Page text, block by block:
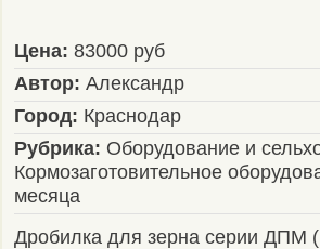
Цена: 83000 руб
Автор: Александр
Город: Краснодар
Рубрика: Оборудование и
Кормозаготовительное
месяца
Дробилка для зерна cерии ДПМ